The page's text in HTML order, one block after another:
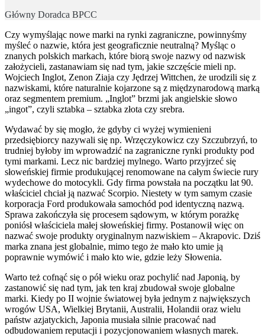
Główny Doradca BPCC
Czy wymyślając nowe marki na rynki zagraniczne, powinnyśmy
myśleć o nazwie, która jest geograficznie neutralną? Myśląc o
znanych polskich markach, które biorą swoje nazwy od nazwisk
założycieli, zastanawiam się nad tym, jakie szczęście mieli np.
Wojciech Inglot, Zenon Ziaja czy Jędrzej Wittchen, że urodzili się z
nazwiskami, które naturalnie kojarzone są z międzynarodową marką
oraz segmentem premium. „Inglot” brzmi jak angielskie słowo
„ingot”, czyli sztabka – sztabka złota czy srebra.
Wydawać by się mogło, że gdyby ci wyżej wymienieni
przedsiębiorcy nazywali się np. Wrzęczykowicz czy Szczubrzyń, to
trudniej byłoby im wprowadzić na zagraniczne rynki produkty pod
tymi markami. Lecz nic bardziej mylnego. Warto przyjrzeć się
słoweńskiej firmie produkującej renomowane na całym świecie rury
wydechowe do motocykli. Gdy firma powstała na początku lat 90.
właściciel chciał ją nazwać Scorpio. Niestety w tym samym czasie
korporacja Ford produkowała samochód pod identyczną nazwą.
Sprawa zakończyła się procesem sądowym, w którym porażkę
poniósł właściciela małej słoweńskiej firmy. Postanowił więc on
nazwać swoje produkty oryginalnym nazwiskiem – Akrapovic. Dziś
marka znana jest globalnie, mimo tego że mało kto umie ją
poprawnie wymówić i mało kto wie, gdzie leży Słowenia.
Warto też cofnąć się o pół wieku oraz pochylić nad Japonią, by
zastanowić się nad tym, jak ten kraj zbudował swoje globalne
marki. Kiedy po II wojnie światowej była jednym z największych
wrogów USA, Wielkiej Brytanii, Australii, Holandii oraz wielu
państw azjatyckich, Japonia musiała silnie pracować nad
odbudowaniem reputacji i pozycjonowaniem własnych marek.